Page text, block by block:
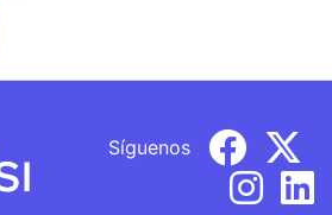
Síguenos